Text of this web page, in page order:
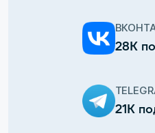
28К
21К